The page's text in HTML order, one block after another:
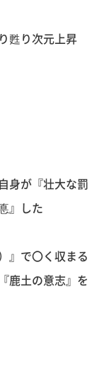
甦り次元上昇
身が『壮大な罰
』した
』で〇く収まる
鹿土の意志』を